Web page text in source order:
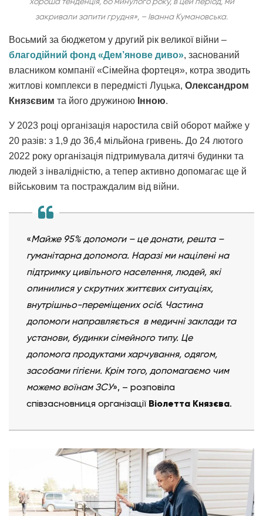
закривали запити грудня», – Іванна Кумановська.
Восьмий за бюджетом у другий рік великої війни –
благодійний фонд «Дем’янове диво», заснований
власником компанії «Сімейна фортеця», котра зводить
житлові комплекси в передмісті Луцька, Олександром
Князєвим та його дружиною Інною.
У 2023 році організація наростила свій оборот майже у
20 разів: з 1,9 до 36,4 мільйона гривень. До 24 лютого
2022 року організація підтримувала дитячі будинки та
людей з інвалідністю, а тепер активно допомагає ще й
військовим та постраждалим від війни.
«Майже 95% допомоги – це донати, решта –
гуманітарна допомога. Наразі ми націлені на
підтримку цивільного населення, людей, які
опинилися у скрутних життєвих ситуаціях,
внутрішньо-переміщених осіб. Частина
допомоги направляється в медичні заклади та
установи, будинки сімейного типу. Це
допомога продуктами харчування, одягом,
засобами гігієни. Крім того, допомагаємо чим
можемо воїнам ЗСУ», – розповіла
співзасновниця організації Віолетта Князєва.